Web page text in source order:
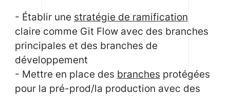
- Établir une stratégie de ramification
claire comme Git Flow avec des branches
principales et des branches de
développement
- Mettre en place des branches protégées
pour la pré-prod/la production avec des